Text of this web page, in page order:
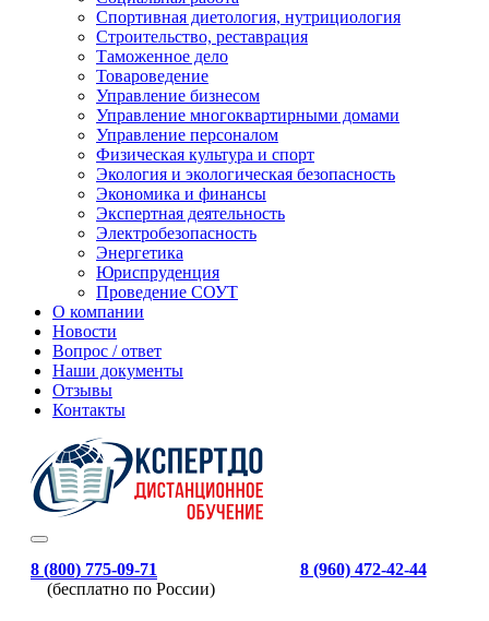
Спортивная диетология, нутрициология
Строительство, реставрация
Таможенное дело
Товароведение
Управление бизнесом
Управление многоквартирными домами
Управление персоналом
Физическая культура и спорт
Экология и экологическая безопасность
Экономика и финансы
Экспертная деятельность
Электробезопасность
Энергетика
Юриспруденция
Проведение СОУТ
О компании
Новости
Вопрос / ответ
Наши документы
Отзывы
Контакты
8 (800) 775-09-71
(бесплатно по России)
8 (960) 472-42-44